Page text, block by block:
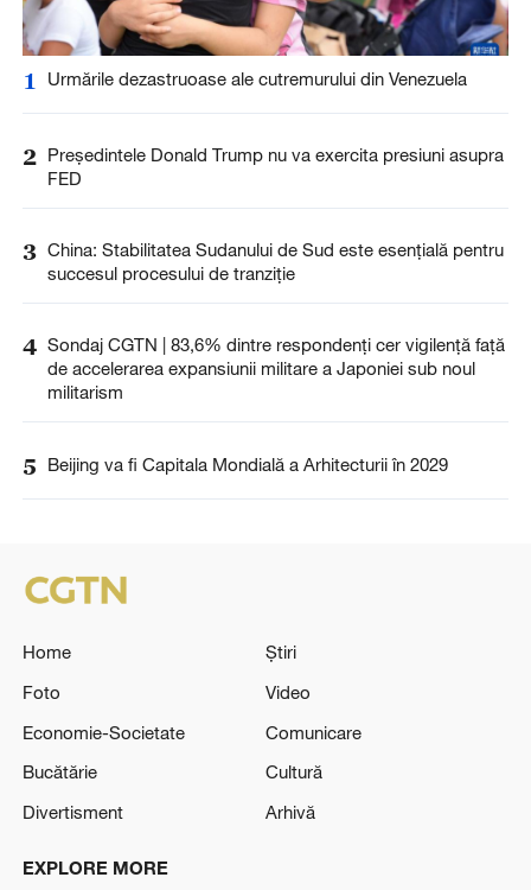
1 Urmările dezastruoase ale cutremurului din Venezuela
2 Președintele Donald Trump nu va exercita presiuni asupra
FED
3 China: Stabilitatea Sudanului de Sud este esențială pentru
succesul procesului de tranziție
4 Sondaj CGTN | 83,6% dintre respondenți cer vigilență față
de accelerarea expansiunii militare a Japoniei sub noul
militarism
5 Beijing va fi Capitala Mondială a Arhitecturii în 2029
Home
Știri
Foto
Video
Economie-Societate
Comunicare
Bucătărie
Cultură
Divertisment
Arhivă
EXPLORE MORE